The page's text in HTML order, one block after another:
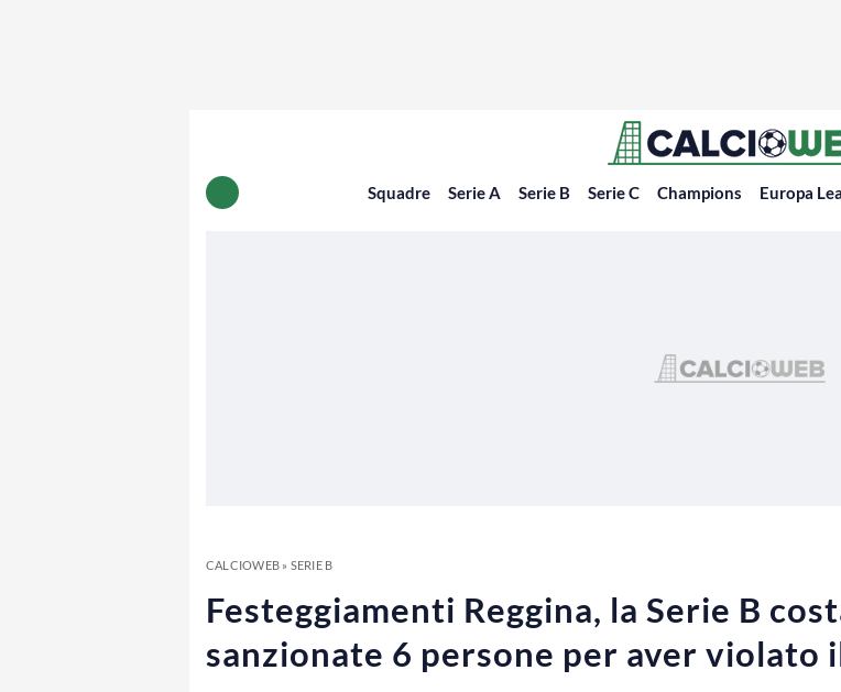
Squadre Serie A Serie B Serie C Champions Europa
CALCIOWEB» SERIE B
Festeggiamenti Reggina, la Serie B
sanzionate 6 persone per aver violato